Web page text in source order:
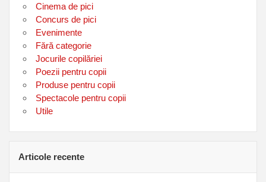
Cinema de pici
Concurs de pici
Evenimente
Fără categorie
Jocurile copilăriei
Poezii pentru copii
Produse pentru copii
Spectacole pentru copii
Utile
Articole recente